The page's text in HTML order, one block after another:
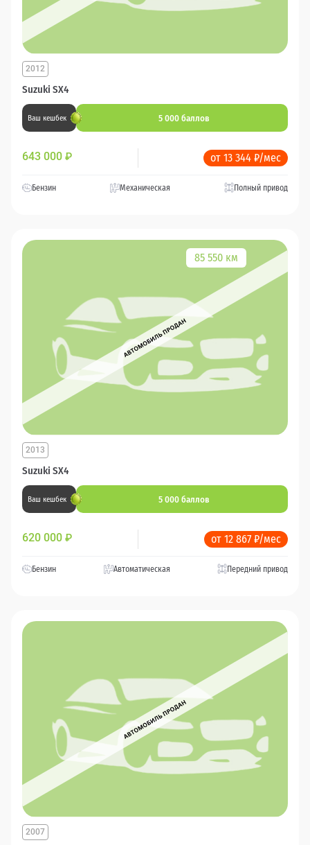
Suzuki SX4
2012
Ваш кешбек 5 000 баллов
643 000 ₽ от 13 344 ₽/мес
Бензин Механическая Полный привод
85 550 км
Suzuki SX4
2013
Ваш кешбек 5 000 баллов
620 000 ₽ от 12 867 ₽/мес
Бензин Автоматическая Передний привод
2007